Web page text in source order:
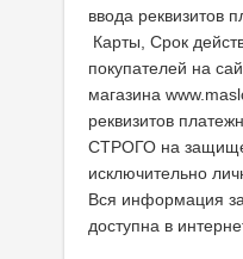
ввода реквизитов
Карты, Срок
покупателей на
магазина
реквизитов
СТРОГО на
исключительно
Вся информация
доступна в